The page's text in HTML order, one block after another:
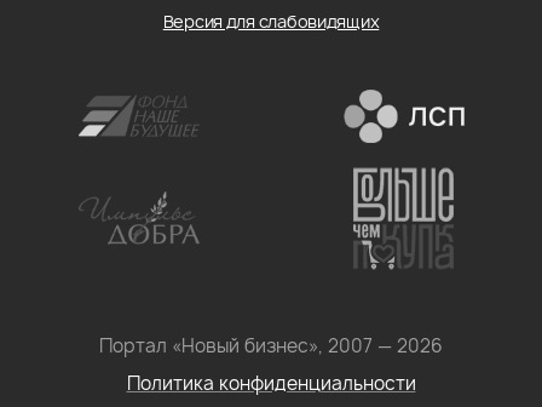
Портал «Новый бизнес», 2007 — 2026
Политика конфиденциальности
Версия для слабовидящих